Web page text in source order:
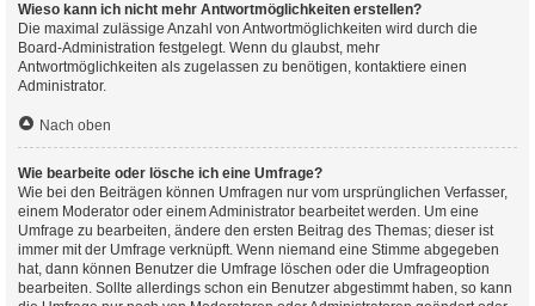
Wieso kann ich nicht mehr Antwortmöglichkeiten erstellen?
Die maximal zulässige Anzahl von Antwortmöglichkeiten wird durch die
Board-Administration festgelegt. Wenn du glaubst, mehr
Antwortmöglichkeiten als zugelassen zu benötigen, kontaktiere einen
Administrator.
Nach oben
Wie bearbeite oder lösche ich eine Umfrage?
Wie bei den Beiträgen können Umfragen nur vom ursprünglichen Verfasser,
einem Moderator oder einem Administrator bearbeitet werden. Um eine
Umfrage zu bearbeiten, ändere den ersten Beitrag des Themas; dieser ist
immer mit der Umfrage verknüpft. Wenn niemand eine Stimme abgegeben
hat, dann können Benutzer die Umfrage löschen oder die Umfrageoption
bearbeiten. Sollte allerdings schon ein Benutzer abgestimmt haben, so kann